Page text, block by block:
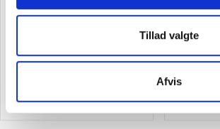
Tillad valgte
Afvis
cylinderlås 700x400x195mm,
grå
2.120,00 kr. 8.325,00 kr.
inkl. moms